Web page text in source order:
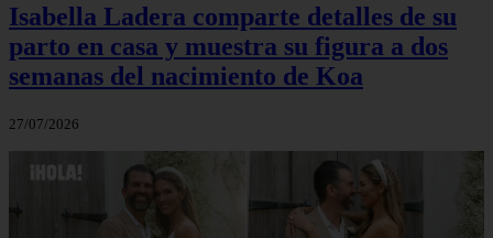
Isabella Ladera comparte detalles de su
parto en casa y muestra su figura a dos
semanas del nacimiento de Koa
27/07/2026